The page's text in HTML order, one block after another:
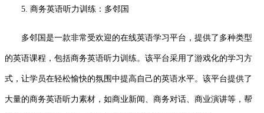
5. 商务英语听力训练：多邻国
多邻国是一款非常受欢迎的在线英语学习平台，提供了多种类型
的英语课程，包括商务英语听力训练。该平台采用了游戏化的学习方
式，让学员在轻松愉快的氛围中提高自己的英语水平。该平台提供了
大量的商务英语听力素材，如商业新闻、商务对话、商业演讲等，帮